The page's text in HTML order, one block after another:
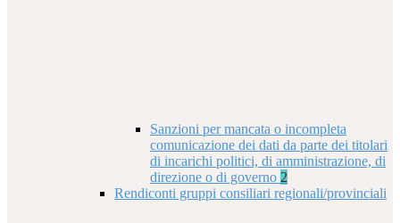
Sanzioni per mancata o incompleta
comunicazione dei dati da parte dei titolari
di incarichi politici, di amministrazione, di
direzione o di governo 2
Rendiconti gruppi consiliari regionali/provinciali